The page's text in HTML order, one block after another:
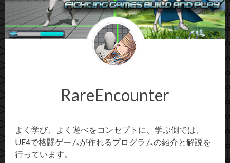
RareEncounter
よく学び、よく遊べをコンセプトに、学ぶ側では、
UE4で格闘ゲームが作れるプログラムの紹介と解説を
行っています。